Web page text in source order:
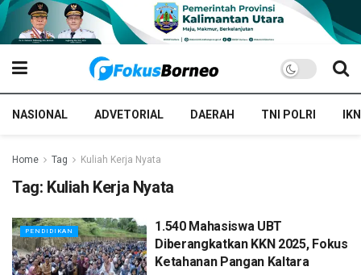
NASIONAL ADVETORIAL DAERAH TNI POLRI IKN
Home Tag Kuliah Kerja Nyata
Tag: Kuliah Kerja Nyata
PENDIDIKAN
1.540 Mahasiswa UBT
Diberangkatkan KKN 2025, Fokus
Ketahanan Pangan Kaltara